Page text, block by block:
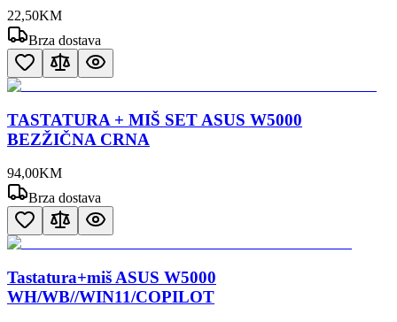
22,50KM
Brza dostava
TASTATURA + MIŠ SET ASUS W5000
BEZŽIČNA CRNA
94,00KM
Brza dostava
Tastatura+miš ASUS W5000
WH/WB//WIN11/COPILOT